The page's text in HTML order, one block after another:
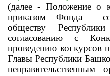
(далее - Положение о
приказом Фонда
обществу
согласованию с
проведению конкурсов
Главы Республики
неправительственным